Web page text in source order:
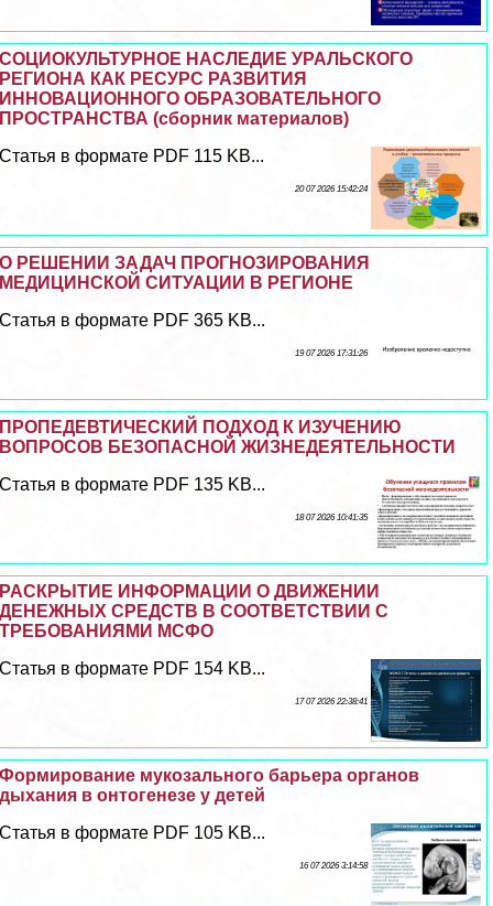
СОЦИОКУЛЬТУРНОЕ НАСЛЕДИЕ УРАЛЬСКОГО
РЕГИОНА КАК РЕСУРС РАЗВИТИЯ
ИННОВАЦИОННОГО ОБРАЗОВАТЕЛЬНОГО
ПРОСТРАНСТВА (сборник материалов)
Статья в формате PDF 115 KB...
20 07 2026 15:42:24
О РЕШЕНИИ ЗАДАЧ ПРОГНОЗИРОВАНИЯ
МЕДИЦИНСКОЙ СИТУАЦИИ В РЕГИОНЕ
Статья в формате PDF 365 KB...
19 07 2026 17:31:26
ПРОПЕДЕВТИЧЕСКИЙ ПОДХОД К ИЗУЧЕНИЮ
ВОПРОСОВ БЕЗОПАСНОЙ ЖИЗНЕДЕЯТЕЛЬНОСТИ
Статья в формате PDF 135 KB...
18 07 2026 10:41:35
РАСКРЫТИЕ ИНФОРМАЦИИ О ДВИЖЕНИИ
ДЕНЕЖНЫХ СРЕДСТВ В СООТВЕТСТВИИ С
ТРЕБОВАНИЯМИ МСФО
Статья в формате PDF 154 KB...
17 07 2026 22:38:41
Формирование мукозального барьера органов
дыхания в онтогенезе у детей
Статья в формате PDF 105 KB...
16 07 2026 3:14:58